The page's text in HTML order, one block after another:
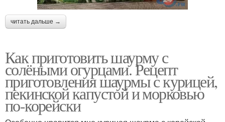
читать дальше →
Как приготовить шаурму с
солёными огурцами. Рецепт
приготовления шаурмы с курицей,
пекинской капустой и морковью
по-корейски